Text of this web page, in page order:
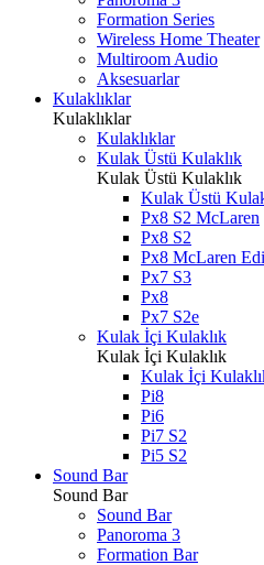
Formation Series
Wireless Home Theater
Multiroom Audio
Aksesuarlar
Kulaklıklar
Kulaklıklar
Kulaklıklar
Kulak Üstü Kulaklık
Kulak Üstü Kulaklık
Kulak Üstü
Px8 S2 McLaren
Px8 S2
Px8 McLaren
Px7 S3
Px8
Px7 S2e
Kulak İçi Kulaklık
Kulak İçi Kulaklık
Kulak İçi
Pi8
Pi6
Pi7 S2
Pi5 S2
Sound Bar
Sound Bar
Sound Bar
Panoroma 3
Formation Bar